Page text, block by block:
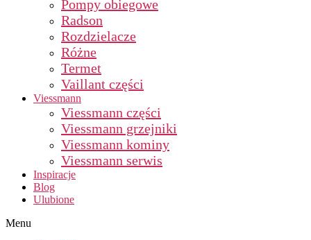
Pompy obiegowe
Radson
Rozdzielacze
Różne
Termet
Vaillant części
Viessmann
Viessmann części
Viessmann grzejniki
Viessmann kominy
Viessmann serwis
Inspiracje
Blog
Ulubione
Menu